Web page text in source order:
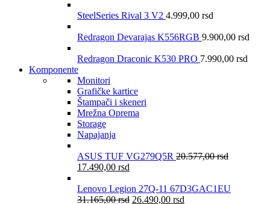
SteelSeries Rival 3 V2 4.999,00 rsd
Redragon Devarajas K556RGB 9.900,00 rsd
Redragon Draconic K530 PRO 7.990,00 rsd
Komponente
Monitori
Grafičke kartice
Štampači i skeneri
Mrežna Oprema
Storage
Napajanja
ASUS TUF VG279Q5R 20.577,00rsd
17.490,00 rsd
Lenovo Legion 27Q-11 67D3GAC1EU
31.165,00rsd 26.490,00 rsd